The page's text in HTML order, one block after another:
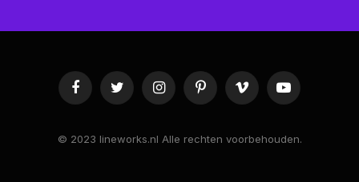
FacebookTwitter InstagramPinterestVimeo YouTube
© 2023 lineworks.nl Alle rechten voorbehouden.